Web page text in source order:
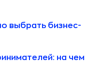
выбрать бизнес-
на чем